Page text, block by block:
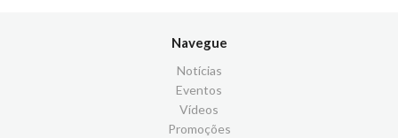
Navegue
Notícias
Eventos
Vídeos
Promoções